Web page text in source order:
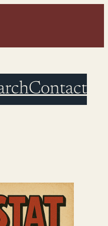
Contact